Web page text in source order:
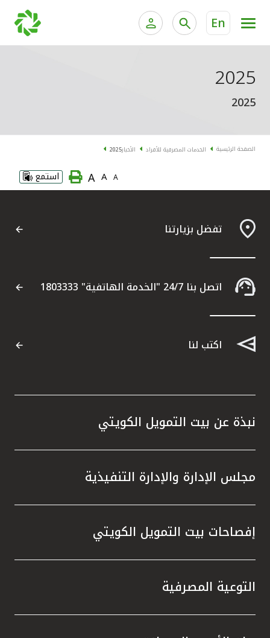
En
الخدمات المصرفية الإلكترونية للأفراد
الخدمات المصرفية الإلكترونية للشركات
خدمة "بيتك" للتداول الإلكتروني
البطاقات
"برامج العملاء"
التمويل
الاستثمار
القنوات المصرفية
ألمانيا
ماليزيا
تركيا
المملكة المتحدة
2025
2025
الصفحة الرئيسية الخدمات المصرفية للأفراد الأخبار2025
A
A
A استمع
تفضل بزيارتنا
اتصل بنا 24/7 "الخدمة الهاتفية" 1803333
اكتب لنا
نبذة عن بيت التمويل الكويتي
مجلس الإدارة والإدارة التنفيذية
إفصاحات بيت التمويل الكويتي
التوعية المصرفية